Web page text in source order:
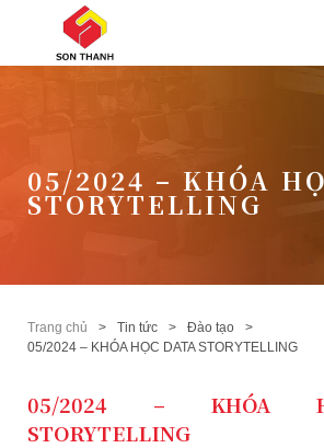
05/2024 – KHÓA
STORYTELLING
Trang chủ Tin tức
Đào tạo
05/2024 – KHÓA HỌC DATA STORYTELLING
05/2024 – KHÓA
STORYTELLING